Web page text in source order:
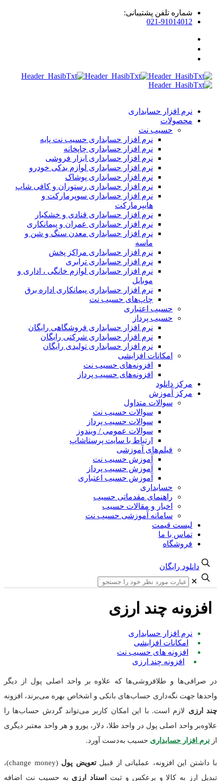
شماره تلفن پشتیبانی:
021-91014012
نرم افزار حسابداری
محصولات
حسیب نت
نرم افزار حسابداری حسیب نت پایه
نرم افزار حسابداری چاپخانه
نرم افزار حسابداری ابزار فروشی
نرم افزار حسابداری لوازم یدکی خودرو
نرم افزار حسابداری پوشاک
نرم افزار حسابداری رستوران و کافی شاپ
نرم افزار حسابداری سوپرمارکت و
هایپرمارکت
نرم افزار حسابداری قنادی و خشکبار
نرم افزار حسابداری عمران و پیمانکاری
نرم افزار حسابداری معدن سنگ و شن و
ماسه
نرم افزار حسابداری مراکز پخش
نرم افزار حسابداری ترابری
نرم افزار حسابداری لوازم خانگی ، اداری و
موبایل
نرم افزار حسابداری پیمانکاری اداره برق
چاپ‌های حسیب نت
حسیب اعتباری
حسیب پرداز
نرم افزار حسابداری فروشگاهی رایگان
نرم افزار حسابداری شرکتی رایگان
نرم افزار حسابداری تولیدی رایگان
امکانات افزایشی
افزونه‌های حسیب نت
افزونه‌های حسیب پرداز
مرکز دانلود
مرکز آموزش
سوالات متداول
سوالات حسیب نت
سوالات حسیب پرداز
سوالات عمومی / ویندوز
ارتباط با سایت پرستاشاپ
فیلم‌های آموزشی
آموزش حسیب نت
آموزش حسیب پرداز
آموزش حسیب اعتباری
حسابداری
راهنمای مقدماتی حسیب
اخبار و مقالات حسیب
سامانه آموزشی حسیب نت
لیست قیمت
تماس با ما
فروشگاه
دانلود رایگان
✕
افزونه چند ارزی
نرم افزار حسابداری
امکانات افزایشی
افزونه های حسیب نت
افزونه چند ارزی
در صرافی‌ها و طلافروشی‌ها که علاوه بر واحد اصلی پول از دیگر
واحدها جهت نگه‌داری حساب‌های بانکی و اشخاص بهره می‌برند، افزونه
چند ارزی لازم است. با این امکان کاربر می‌تواند گردش حساب‌ها را
علاوه‌بر واحد اصلی پول در واحد طلا، دلار، یورو و هر واحد معتبر دیگری
از نرم افزار حسابداری حسیب به‌دست آورد.
با داشتن این افزونه، عملیاتی از قبیلتعویض پول
(change money)،
تبدیل ارز به کالا و برعکس و ثبت
اسناد ارزی به حسیب نت اضافه